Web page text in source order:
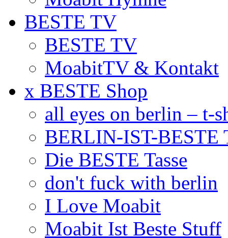
BESTE TV
BESTE TV
MoabitTV & Kontakt
x BESTE Shop
all eyes on berlin – t-
BERLIN-IST-BESTE
Die BESTE Tasse
don't fuck with berlin
I Love Moabit
Moabit Ist Beste Stuff